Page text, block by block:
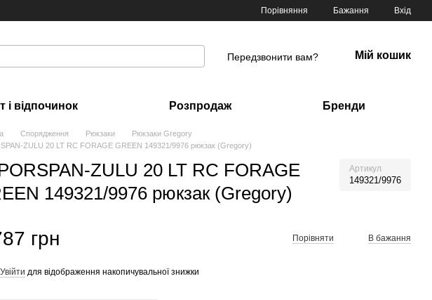
Порівняння Бажання Вхід
Передзвонити вам? Мій кошик
і відпочинок Розпродаж Бренди
Спорядження Рюкзаки
Рюкзаки Gregory
ZULU 20 LT RC FORAGE GREEN 149321/9976 рюкзак (Gregory)
ZULU 20 LT RC FORAGE
149321/9976 рюкзак (Gregory)
Артикул
149321/9976
грн Порівняти В бажання
Увійти для відображення накопичувальної знижки